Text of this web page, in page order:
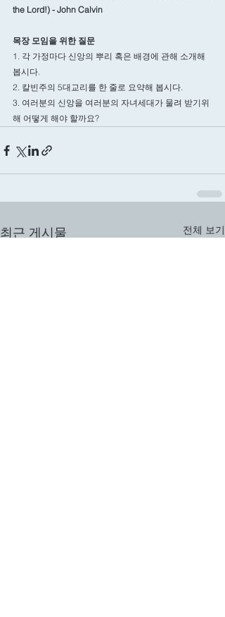
the Lord!) - John Calvin
목장 모임을 위한 질문
1. 각 가정마다 신앙의 뿌리 혹은 배경에 관해 소개해
봅시다.
2. 칼빈주의 5대교리를 한 줄로 요약해 봅시다.
3. 여러분의 신앙을 여러분의 자녀세대가 물려 받기위
해 어떻게 해야 할까요?
최근 게시물 전체 보기